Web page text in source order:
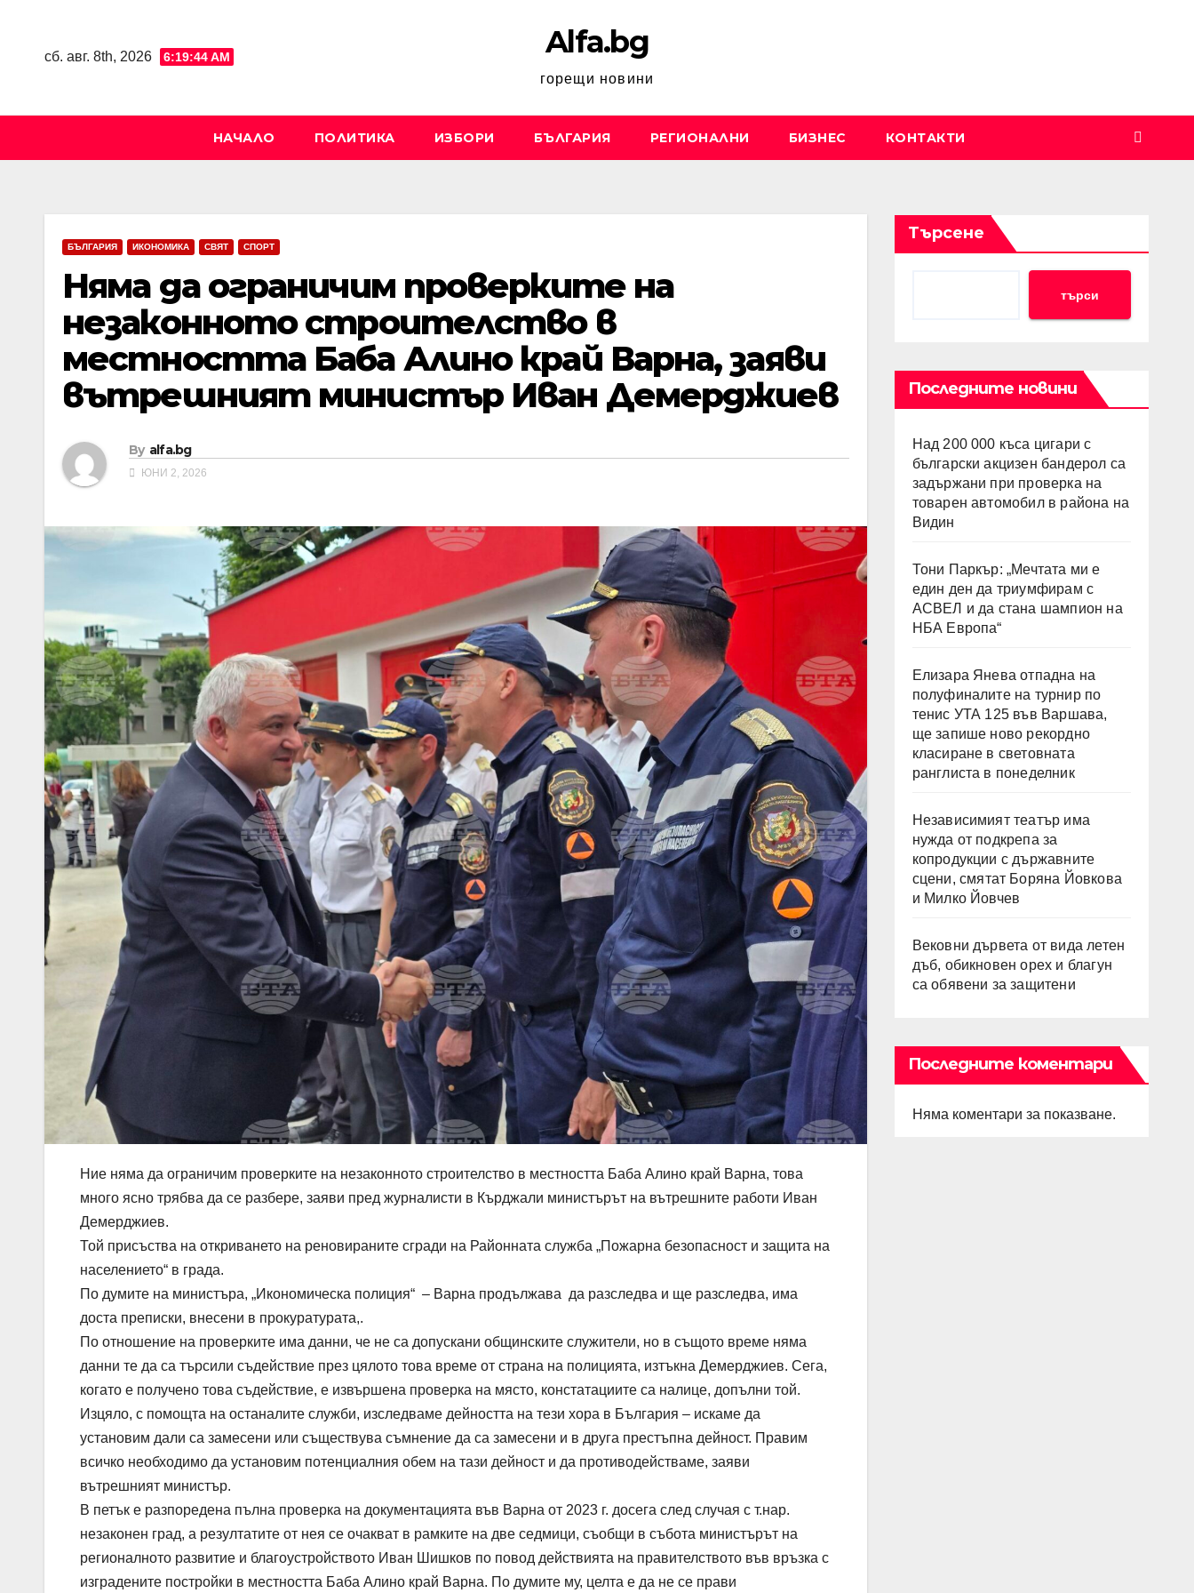
сб. авг. 8th, 2026 6:19:46 AM Alfa.bg
горещи новини
НАЧАЛО ПОЛИТИКА ИЗБОРИ БЪЛГАРИЯ РЕГИОНАЛНИ БИЗНЕС КОНТАКТИ
БЪЛГАРИЯ ИКОНОМИКА СВЯТ СПОРТ
Няма да ограничим проверките на
незаконното строителство в
местността Баба Алино край Варна, заяви
вътрешният министър Иван Демерджиев
By alfa.bg
ЮНИ 2, 2026
Ние няма да ограничим проверките на незаконното строителство в местността Баба Алино край Варна, това
много ясно трябва да се разбере, заяви пред журналисти в Кърджали министърът на вътрешните работи Иван
Демерджиев.
Той присъства на откриването на реновираните сгради на Районната служба „Пожарна безопасност и защита на
населението“ в града.
По думите на министъра, „Икономическа полиция“ – Варна продължава да разследва и ще разследва, има
доста преписки, внесени в прокуратурата,.
По отношение на проверките има данни, че не са допускани общинските служители, но в същото време няма
данни те да са търсили съдействие през цялото това време от страна на полицията, изтъкна Демерджиев. Сега,
когато е получено това съдействие, е извършена проверка на място, констатациите са налице, допълни той.
Изцяло, с помощта на останалите служби, изследваме дейността на тези хора в България – искаме да
установим дали са замесени или съществува съмнение да са замесени и в друга престъпна дейност. Правим
всичко необходимо да установим потенциалния обем на тази дейност и да противодействаме, заяви
вътрешният министър.
В петък е разпоредена пълна проверка на документацията във Варна от 2023 г. досега след случая с т.нар.
незаконен град, а резултатите от нея се очакват в рамките на две седмици, съобщи в събота министърът на
регионалното развитие и благоустройството Иван Шишков по повод действията на правителството във връзка с
изградените постройки в местността Баба Алино край Варна. По думите му, целта е да не се прави
Търсене
търси
Последните новини
Над 200 000 къса цигари с
български акцизен бандерол са
задържани при проверка на
товарен автомобил в района на
Видин
Тони Паркър: „Мечтата ми е
един ден да триумфирам с
АСВЕЛ и да стана шампион на
НБА Европа“
Елизара Янева отпадна на
полуфиналите на турнир по
тенис УТА 125 във Варшава,
ще запише ново рекордно
класиране в световната
ранглиста в понеделник
Независимият театър има
нужда от подкрепа за
копродукции с държавните
сцени, смятат Боряна Йовкова
и Милко Йовчев
Вековни дървета от вида летен
дъб, обикновен орех и благун
са обявени за защитени
Последните коментари
Няма коментари за показване.